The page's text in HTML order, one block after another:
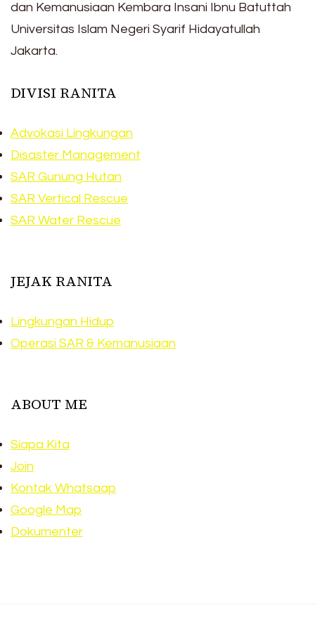
dan Kemanusiaan Kembara Insani Ibnu Batuttah
Universitas Islam Negeri Syarif Hidayatullah
Jakarta.
DIVISI RANITA
Advokasi Lingkungan
Disaster Management
SAR Gunung Hutan
SAR Vertical Rescue
SAR Water Rescue
JEJAK RANITA
Lingkungan Hidup
Operasi SAR & Kemanusiaan
ABOUT ME
Siapa Kita
Join
Kontak Whatsaap
Google Map
Dokumenter